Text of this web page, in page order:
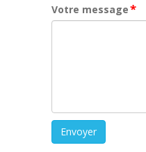
Votre message*